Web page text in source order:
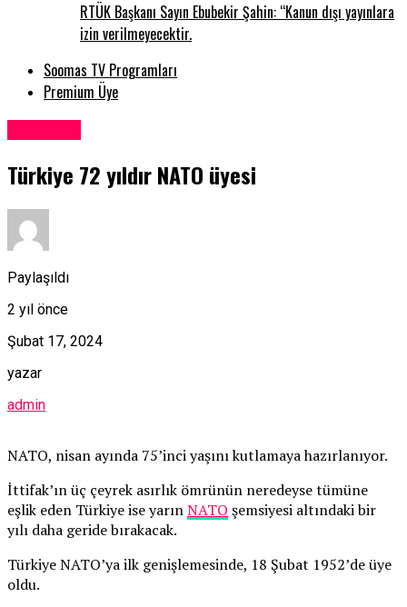
RTÜK Başkanı Sayın Ebubekir Şahin: “Kanun dışı yayınlara
izin verilmeyecektir.
Soomas TV Programları
Premium Üye
Türkiye 72 yıldır NATO üyesi
Paylaşıldı
2 yıl önce
Şubat 17, 2024
yazar
admin
NATO, nisan ayında 75’inci yaşını kutlamaya hazırlanıyor.
İttifak’ın üç çeyrek asırlık ömrünün neredeyse tümüne
eşlik eden Türkiye ise yarınNATO şemsiyesi altındaki bir
yılı daha geride bırakacak.
Türkiye NATO’ya ilk genişlemesinde, 18 Şubat 1952’de üye
oldu.